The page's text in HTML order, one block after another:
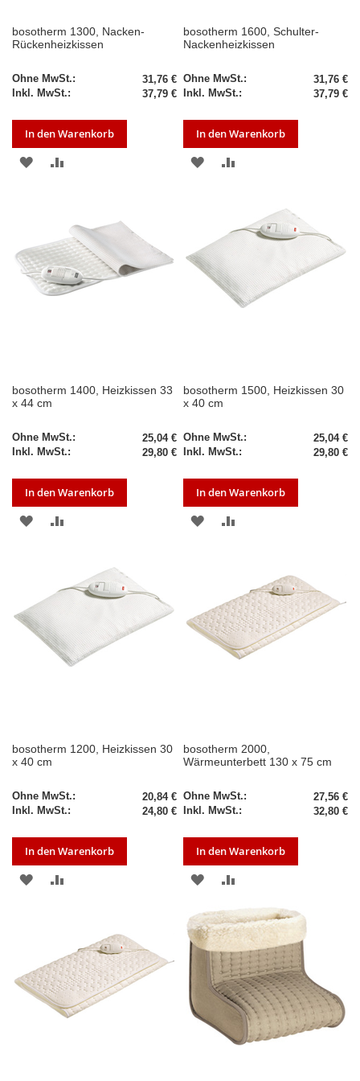
bosotherm 1300, Nacken-
Rückenheizkissen
31,76 €
37,79 €
In den Warenkorb
ZUR
bosotherm 1600, Schulter-
Nackenheizkissen
31,76 €
37,79 €
In den Warenkorb
ZUR
HINZUFÜGEN
HINZUFÜGEN
bosotherm 1400, Heizkissen 33
x 44 cm
25,04 €
29,80 €
In den Warenkorb
ZUR
HINZUFÜGEN
HINZUFÜGEN
bosotherm 1500, Heizkissen 30
x 40 cm
25,04 €
29,80 €
In den Warenkorb
ZUR
HINZUFÜGEN
HINZUFÜGEN
bosotherm 1200, Heizkissen 30
x 40 cm
20,84 €
24,80 €
In den Warenkorb
ZUR
HINZUFÜGEN
HINZUFÜGEN
bosotherm 2000,
Wärmeunterbett 130 x 75 cm
27,56 €
32,80 €
In den Warenkorb
ZUR
WUNSCHLISTE
HINZUFÜGEN
VERGLEICHSLISTE
HINZUFÜGEN